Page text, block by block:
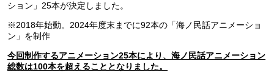
ション」25本が決定しました。
※2018年始動。2024年度末までに92本の「海ノ民話アニメーショ
ン」を制作
今回制作するアニメーション25本により、海ノ民話アニメーション
総数は100本を超えることとなりました。